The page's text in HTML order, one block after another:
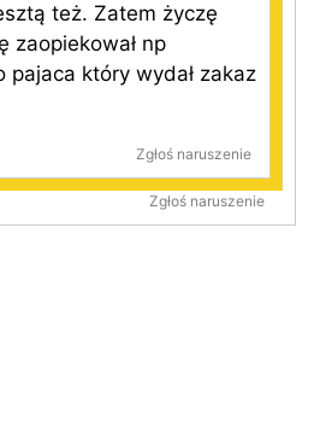
też. Zatem życzę
zaopiekował np
pajaca który wydał zakaz
Zgłoś naruszenie
Zgłoś naruszenie